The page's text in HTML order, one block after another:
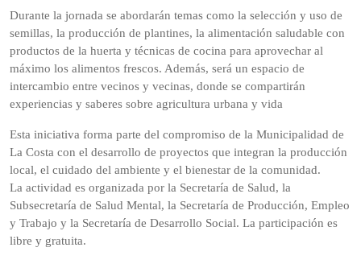
Durante la jornada se abordarán temas como la selección y uso de
semillas, la producción de plantines, la alimentación saludable con
productos de la huerta y técnicas de cocina para aprovechar al
máximo los alimentos frescos. Además, será un espacio de
intercambio entre vecinos y vecinas, donde se compartirán
experiencias y saberes sobre agricultura urbana y vida
Esta iniciativa forma parte del compromiso de la Municipalidad de
La Costa con el desarrollo de proyectos que integran la producción
local, el cuidado del ambiente y el bienestar de la comunidad.
La actividad es organizada por la Secretaría de Salud, la
Subsecretaría de Salud Mental, la Secretaría de Producción, Empleo
y Trabajo y la Secretaría de Desarrollo Social. La participación es
libre y gratuita.